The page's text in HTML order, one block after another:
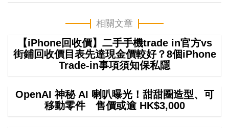
相關文章
【iPhone回收價】二手手機trade in官方vs
街鋪回收價目表先達現金價較好？8個iPhone
Trade-in事項須知保私隱
OpenAI 神秘 AI 喇叭曝光！甜甜圈造型、可
移動零件 售價或逾 HK$3,000